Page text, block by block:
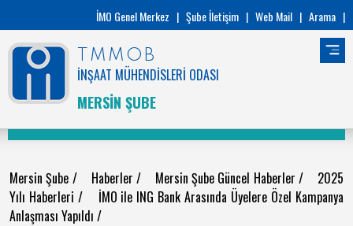
İMO Genel Merkez | Şube İletişim | Web Mail | Arama |
TMMOB
İNŞAAT MÜHENDİSLERİ ODASI
MERSİN ŞUBE
Mersin Şube / Haberler / Mersin Şube Güncel Haberler/ 2025
Yılı Haberleri / İMO ile ING Bank Arasında Üyelere Özel Kampanya
Anlaşması Yapıldı /